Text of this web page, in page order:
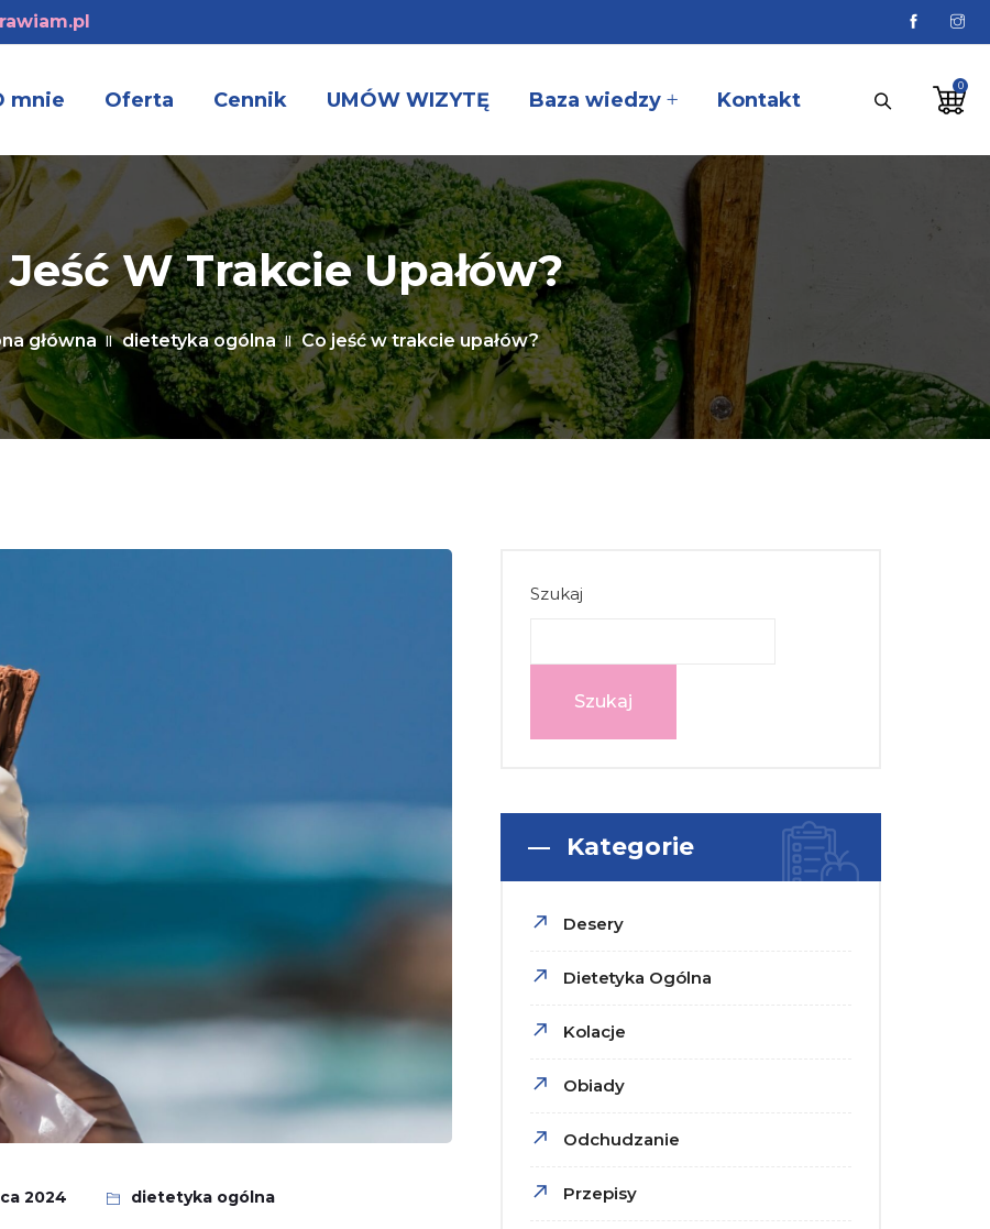
mnie Oferta Cennik UMÓW WIZYTĘ Baza wiedzy Kontakt
Jeść W Trakcie Upałów?
główna dietetyka ogólna Co jeść w trakcie upałów?
2024 dietetyka ogólna
Szukaj
Szukaj
Kategorie
Desery
Dietetyka Ogólna
Kolacje
Obiady
Odchudzanie
Przepisy